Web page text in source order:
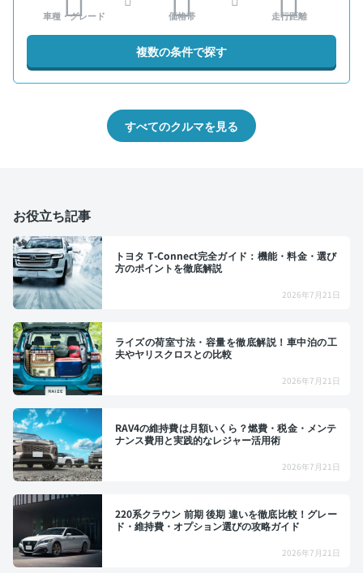
車種・グレード 価格帯 走行距離
複数の条件で探す
すべてのクルマを見る
お役立ち記事
トヨタ T-Connect完全ガイド：機能・料金・選び
方のポイントを徹底解説
2026年7月21日
ライズの荷室寸法・容量を徹底解説！車中泊の工
夫やヤリスクロスとの比較
2026年7月21日
RAV4の維持費は月額いくら？燃費・税金・メンテ
ナンス費用と実践的なレジャー活用術
2026年7月21日
220系クラウン 前期 後期 違いを徹底比較！グレー
ド・維持費・オプション選びの攻略ガイド
2026年7月21日